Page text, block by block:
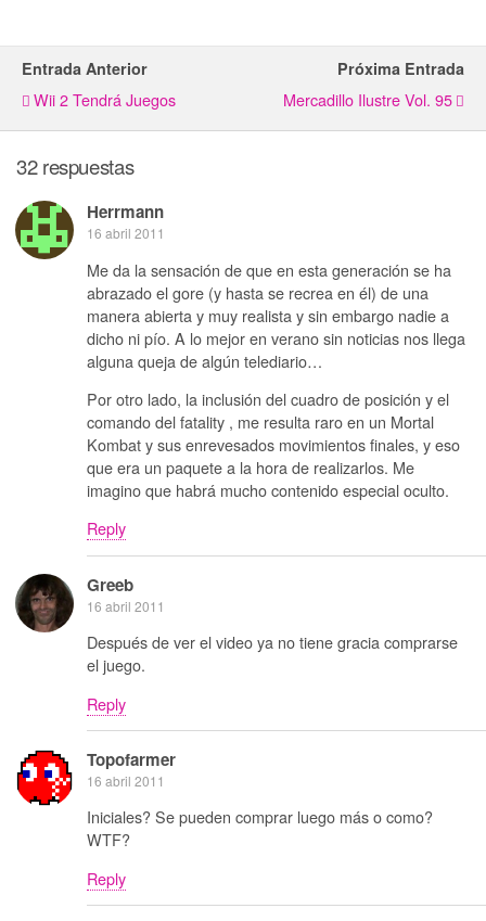
Entrada Anterior
Wii 2 Tendrá Juegos
Próxima Entrada
Mercadillo Ilustre Vol. 95
32 respuestas
Herrmann
16 abril 2011
Me da la sensación de que en esta generación se ha
abrazado el gore (y hasta se recrea en él) de una
manera abierta y muy realista y sin embargo nadie a
dicho ni pío. A lo mejor en verano sin noticias nos llega
alguna queja de algún telediario…
Por otro lado, la inclusión del cuadro de posición y el
comando del fatality , me resulta raro en un Mortal
Kombat y sus enrevesados movimientos finales, y eso
que era un paquete a la hora de realizarlos. Me
imagino que habrá mucho contenido especial oculto.
Reply
Greeb
16 abril 2011
Después de ver el video ya no tiene gracia comprarse
el juego.
Reply
Topofarmer
16 abril 2011
Iniciales? Se pueden comprar luego más o como?
WTF?
Reply